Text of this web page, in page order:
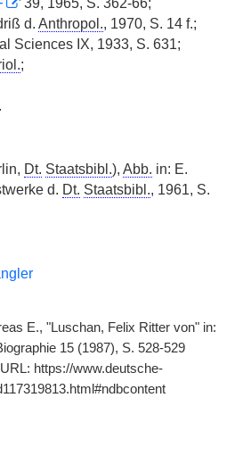
39, 1965, S. 362-66;
d. Anthropol., 1970, S. 14 f.;
Sciences IX, 1933, S. 631;
;
Dt. Staatsbibl.), Abb. in: E.
d. Dt. Staatsbibl., 1961, S.
E., "Luschan, Felix Ritter von" in:
15 (1987), S. 528-529
https://www.deutsche-